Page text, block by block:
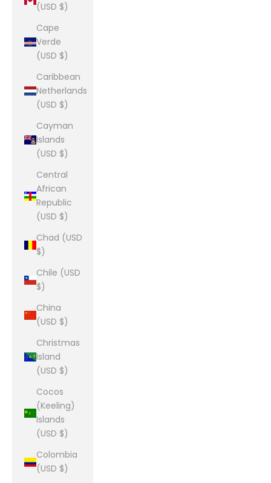
(USD $)
Cape
Verde
(USD $)
Caribbean
Netherlands
(USD $)
Cayman
Islands
(USD $)
Central
African
Republic
(USD $)
Chad (USD
$)
Chile (USD
$)
China
(USD $)
Christmas
Island
(USD $)
Cocos
(Keeling)
Islands
(USD $)
Colombia
(USD $)